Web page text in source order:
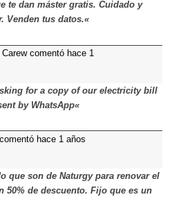
te dan máster gratis. Cuidado y
Venden tus datos.«
comentó hace 1
for a copy of our electricity bill
by WhatsApp«
hace 1 años
que son de Naturgy para renovar el
50% de descuento. Fijo que es un